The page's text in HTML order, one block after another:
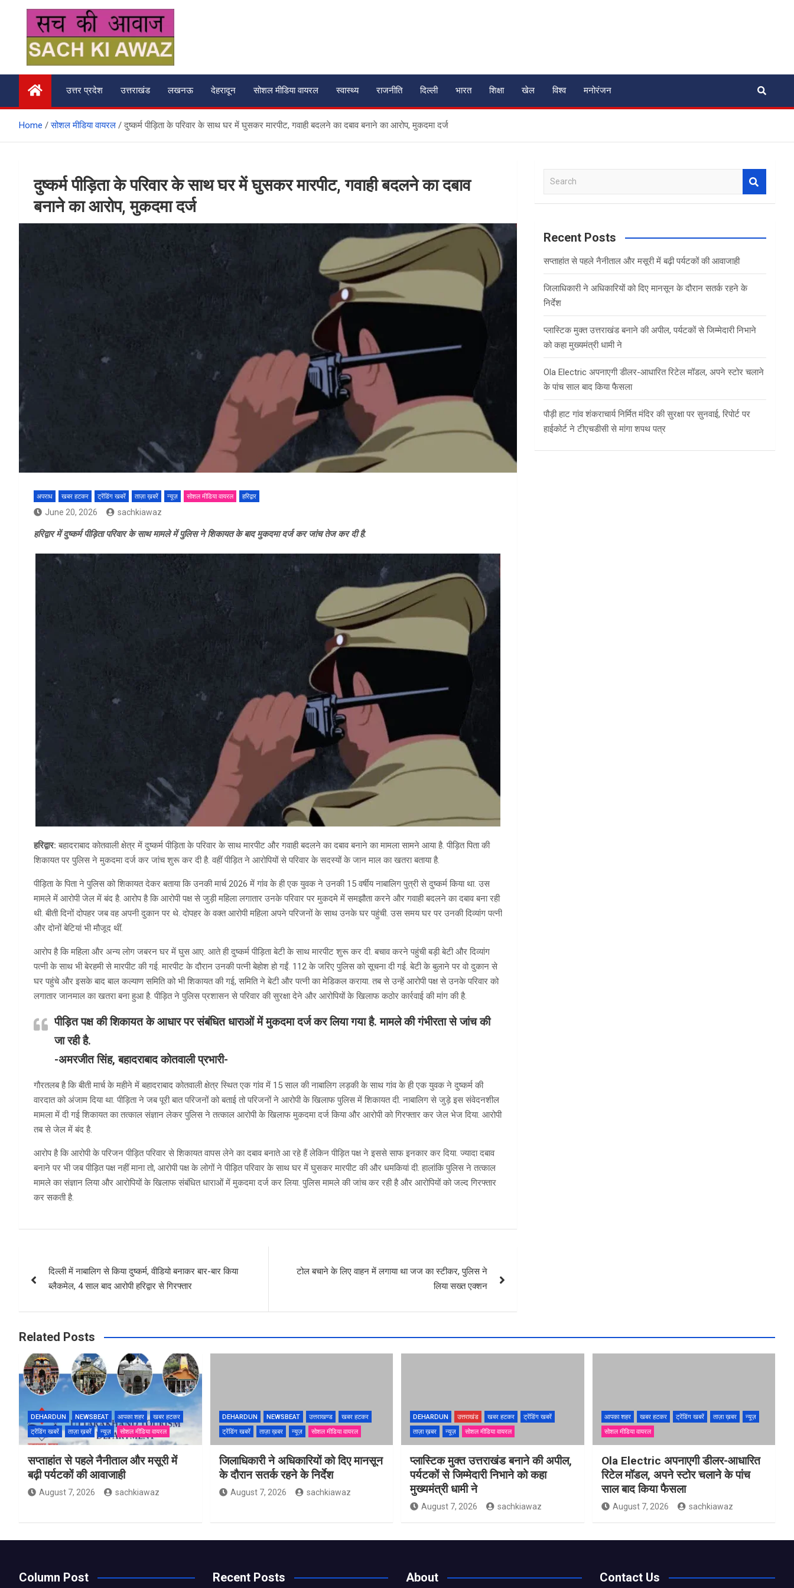
content
सच की आवाज
उत्तर प्रदेश उत्तराखंड लखनऊ देहरादून सोशल मीडिया वायरल स्वास्थ्य राजनीति दिल्ली भारत शिक्षा खेल विश्व मनोरंजन
Home सोशल मीडिया वायरल दुष्कर्म पीड़िता के परिवार के साथ घर में घुसकर मारपीट, गवाही बदलने का दबाव बनाने का आरोप, मुकदमा दर्ज
दुष्कर्म पीड़िता के परिवार के साथ घर में घुसकर मारपीट, गवाही बदलने का दबाव
बनाने का आरोप, मुकदमा दर्ज
अपराध खबर हटकर ट्रेंडिंग खबरें ताज़ा ख़बरें न्यूज़ सोशल मीडिया वायरल हरिद्वार
June 20, 2026 sachkiawaz
हरिद्वार में दुष्कर्म पीड़िता परिवार के साथ मामले में पुलिस ने शिकायत के बाद मुकदमा दर्ज कर जांच तेज कर दी है.
हरिद्वार: बहादराबाद कोतवाली क्षेत्र में दुष्कर्म पीड़िता के परिवार के साथ मारपीट और गवाही बदलने का दबाव बनाने का मामला सामने आया है. पीड़ित पिता की
शिकायत पर पुलिस ने मुकदमा दर्ज कर जांच शुरू कर दी है. वहीं पीड़ित ने आरोपियों से परिवार के सदस्यों के जान माल का खतरा बताया है.
पीड़िता के पिता ने पुलिस को शिकायत देकर बताया कि उनकी मार्च 2026 में गांव के ही एक युवक ने उनकी 15 वर्षीय नाबालिग पुत्री से दुष्कर्म किया था. उस
मामले में आरोपी जेल में बंद है. आरोप है कि आरोपी पक्ष से जुड़ी महिला लगातार उनके परिवार पर मुकदमे में समझौता करने और गवाही बदलने का दबाव बना रही
थी. बीती दिनों दोपहर जब वह अपनी दुकान पर थे. दोपहर के वक्त आरोपी महिला अपने परिजनों के साथ उनके घर पहुंची. उस समय घर पर उनकी दिव्यांग पत्नी
और दोनों बेटियां भी मौजूद थीं.
आरोप है कि महिला और अन्य लोग जबरन घर में घुस आए. आते ही दुष्कर्म पीड़िता बेटी के साथ मारपीट शुरू कर दी. बचाव करने पहुंची बड़ी बेटी और दिव्यांग
पत्नी के साथ भी बेरहमी से मारपीट की गई. मारपीट के दौरान उनकी पत्नी बेहोश हो गईं. 112 के जरिए पुलिस को सूचना दी गई. बेटी के बुलाने पर वो दुकान से
घर पहुंचे और इसके बाद बाल कल्याण समिति को भी शिकायत की गई, समिति ने बेटी और पत्नी का मेडिकल कराया. तब से उन्हें आरोपी पक्ष से उनके परिवार को
लगातार जानमाल का खतरा बना हुआ है. पीड़ित ने पुलिस प्रशासन से परिवार की सुरक्षा देने और आरोपियों के खिलाफ कठोर कार्रवाई की मांग की है.
पीड़ित पक्ष की शिकायत के आधार पर संबंधित धाराओं में मुकदमा दर्ज कर लिया गया है. मामले की गंभीरता से जांच की
जा रही है.
-अमरजीत सिंह, बहादराबाद कोतवाली प्रभारी-
गौरतलब है कि बीती मार्च के महीने में बहादराबाद कोतवाली क्षेत्र स्थित एक गांव में 15 साल की नाबालिग लड़की के साथ गांव के ही एक युवक ने दुष्कर्म की
वारदात को अंजाम दिया था. पीड़िता ने जब पूरी बात परिजनों को बताई तो परिजनों ने आरोपी के खिलाफ पुलिस में शिकायत दी. नाबालिग से जुड़े इस संवेदनशील
मामला में दी गई शिकायत का तत्काल संज्ञान लेकर पुलिस ने तत्काल आरोपी के खिलाफ मुकदमा दर्ज किया और आरोपी को गिरफ्तार कर जेल भेज दिया. आरोपी
तब से जेल में बंद है.
आरोप है कि आरोपी के परिजन पीड़ित परिवार से शिकायत वापस लेने का दबाव बनाते आ रहे हैं लेकिन पीड़ित पक्ष ने इससे साफ इनकार कर दिया. ज्यादा दबाव
बनाने पर भी जब पीड़ित पक्ष नहीं माना तो, आरोपी पक्ष के लोगों ने पीड़ित परिवार के साथ घर में घुसकर मारपीट की और धमकियां दी. हालांकि पुलिस ने तत्काल
मामले का संज्ञान लिया और आरोपियों के खिलाफ संबंधित धाराओं में मुकदमा दर्ज कर लिया. पुलिस मामले की जांच कर रही है और आरोपियों को जल्द गिरफ्तार
कर सकती है.
navigation
दिल्ली में नाबालिग से किया दुष्कर्म, वीडियो बनाकर बार-बार किया
ब्लैकमेल, 4 साल बाद आरोपी हरिद्वार से गिरफ्तार
टोल बचाने के लिए वाहन में लगाया था जज का स्टीकर, पुलिस ने
लिया सख्त एक्शन
a
c
Recent Posts
सप्ताहांत से पहले नैनीताल और मसूरी में बढ़ी पर्यटकों की आवाजाही
जिलाधिकारी ने अधिकारियों को दिए मानसून के दौरान सतर्क रहने के
निर्देश
प्लास्टिक मुक्त उत्तराखंड बनाने की अपील, पर्यटकों से जिम्मेदारी निभाने
को कहा मुख्यमंत्री धामी ने
Ola Electric अपनाएगी डीलर-आधारित रिटेल मॉडल, अपने स्टोर चलाने
के पांच साल बाद किया फैसला
पौड़ी हाट गांव शंकराचार्य निर्मित मंदिर की सुरक्षा पर सुनवाई, रिपोर्ट पर
हाईकोर्ट ने टीएचडीसी से मांगा शपथ पत्र
Related Posts
DEHARDUN NEWSBEAT आपका शहर
खबर हटकर
ट्रेंडिंग खबरें
ताज़ा ख़बरें न्यूज़ सोशल मीडिया वायरल
सप्ताहांत से पहले नैनीताल और मसूरी में
बढ़ी पर्यटकों की आवाजाही
August 7, 2026 sachkiawaz
DEHARDUN NEWSBEAT उत्तराखण्ड
खबर हटकर
ट्रेंडिंग खबरें
ताज़ा ख़बर न्यूज़ सोशल मीडिया वायरल
जिलाधिकारी ने अधिकारियों को दिए मानसून
के दौरान सतर्क रहने के निर्देश
August 7, 2026 sachkiawaz
DEHARDUN उत्तराखंड खबर हटकर
ट्रेंडिंग खबरें
ताज़ा ख़बर
न्यूज़ सोशल मीडिया वायरल
प्लास्टिक मुक्त उत्तराखंड बनाने की अपील,
पर्यटकों से जिम्मेदारी निभाने को कहा
मुख्यमंत्री धामी ने
August 7, 2026 sachkiawaz
आपका शहर खबर हटकर ट्रेंडिंग खबरें ताज़ा ख़बर
न्यूज़
सोशल मीडिया वायरल
Ola Electric अपनाएगी डीलर-आधारित
रिटेल मॉडल, अपने स्टोर चलाने के पांच
साल बाद किया फैसला
August 7, 2026 sachkiawaz
Column Post Recent Posts About Contact Us